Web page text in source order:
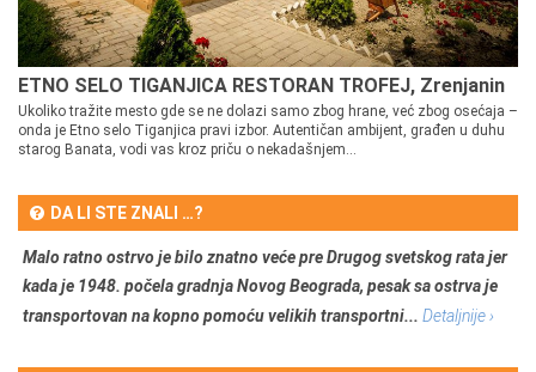
ETNO SELO TIGANJICA RESTORAN TROFEJ, Zrenjanin
Ukoliko tražite mesto gde se ne dolazi samo zbog hrane, već zbog osećaja –
onda je Etno selo Tiganjica pravi izbor. Autentičan ambijent, građen u duhu
starog Banata, vodi vas kroz priču o nekadašnjem...
DA LI STE ZNALI …?
Malo ratno ostrvo je bilo znatno veće pre Drugog svetskog rata jer
kada je 1948. počela gradnja Novog Beograda, pesak sa ostrva je
transportovan na kopno pomoću velikih transportni... Detaljnije ›